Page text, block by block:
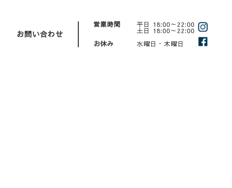
お問い合わせ
営業時間 平日 18:00～22:00
土日 18:00～22:00
お休み
水曜日・木曜日